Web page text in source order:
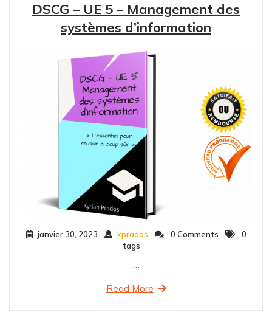
DSCG – UE 5 – Management des
systèmes d’information
janvier 30, 2023 kprados 0 Comments
0
tags
Read More